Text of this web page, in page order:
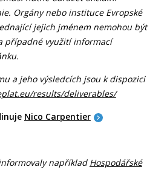
Orgány nebo instituce Evropské
jejich jménem nemohou být
případné využití informací
a jeho výsledcích jsou k dispozici
results/deliverables/
Nico Carpentier
například Hospodářské